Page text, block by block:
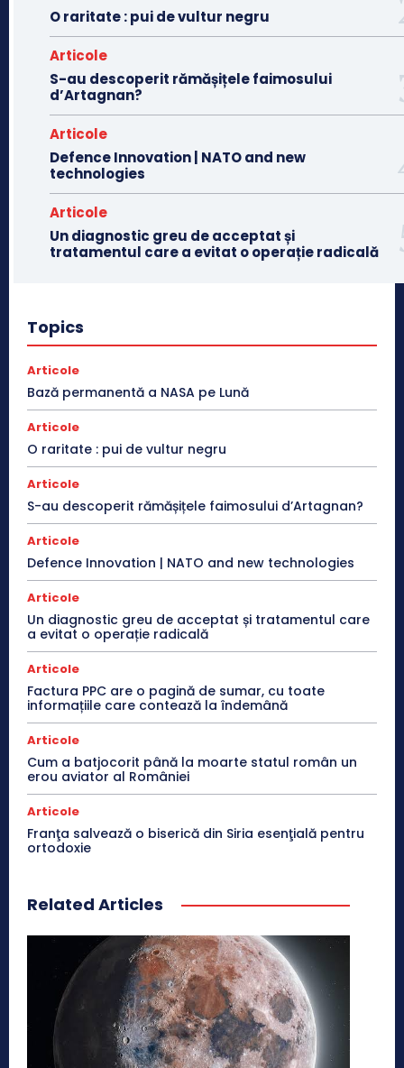
O raritate : pui de vultur negru
Articole
S-au descoperit rămășițele faimosului
d’Artagnan?
Articole
Defence Innovation | NATO and new
technologies
Articole
Un diagnostic greu de acceptat și
tratamentul care a evitat o operație radicală
Topics
Articole
Bază permanentă a NASA pe Lună
Articole
O raritate : pui de vultur negru
Articole
S-au descoperit rămășițele faimosului d’Artagnan?
Articole
Defence Innovation | NATO and new technologies
Articole
Un diagnostic greu de acceptat și tratamentul care
a evitat o operație radicală
Articole
Factura PPC are o pagină de sumar, cu toate
informațiile care contează la îndemână
Articole
Cum a batjocorit până la moarte statul român un
erou aviator al României
Articole
Franţa salvează o biserică din Siria esenţială pentru
ortodoxie
Related Articles